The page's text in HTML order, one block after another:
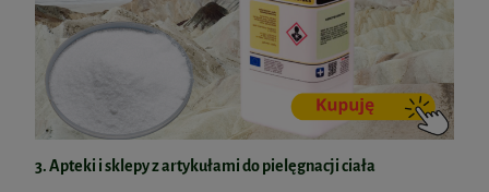
3. Apteki i sklepy z artykułami do pielęgnacji ciała